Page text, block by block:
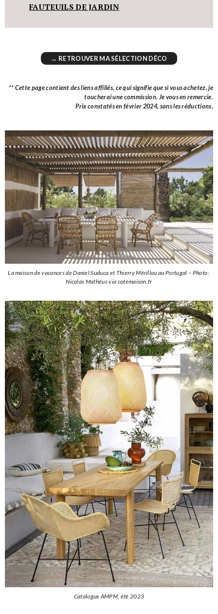
FAUTEUILS DE JARDIN
→ RETROUVER MA SÉLECTION DÉCO
** Cette page contient des liens affiliés, ce qui signifie que si vous achetez, je
toucherai une commission. Je vous en remercie.
Prix constatés en février 2024, sans les réductions.
La maison de vacances de Daniel Suduca et Thierry Mérillou au Portugal – Photo :
Nicolas Mathéus via cotemaison.fr
Catalogue AMPM, été 2023